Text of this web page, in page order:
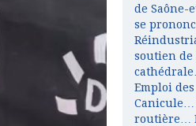
de Saône-
se
soutien de
Emploi
Canicule…
routière…